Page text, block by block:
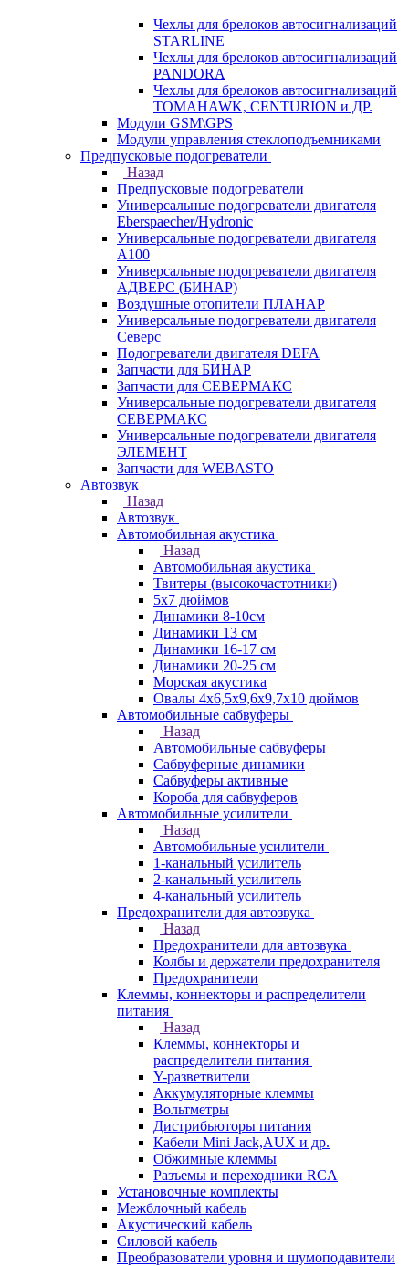
Чехлы для брелоков автосигнализаций
STARLINE
Чехлы для брелоков автосигнализаций
PANDORA
Чехлы для брелоков автосигнализаций
TOMAHAWK, CENTURION и ДР.
Модули GSM\GPS
Модули управления стеклоподъемниками
Предпусковые подогреватели
Назад
Предпусковые подогреватели
Универсальные подогреватели двигателя
Eberspaecher/Hydronic
Универсальные подогреватели двигателя
A100
Универсальные подогреватели двигателя
АДВЕРС (БИНАР)
Воздушные отопители ПЛАНАР
Универсальные подогреватели двигателя
Северс
Подогреватели двигателя DEFA
Запчасти для БИНАР
Запчасти для СЕВЕРМАКС
Универсальные подогреватели двигателя
СЕВЕРМАКС
Универсальные подогреватели двигателя
ЭЛЕМЕНТ
Запчасти для WEBASTO
Автозвук
Назад
Автозвук
Автомобильная акустика
Назад
Автомобильная акустика
Твитеры (высокочастотники)
5x7 дюймов
Динамики 8-10см
Динамики 13 см
Динамики 16-17 см
Динамики 20-25 см
Морская акустика
Овалы 4х6,5х9,6x9,7х10 дюймов
Автомобильные сабвуферы
Назад
Автомобильные сабвуферы
Сабвуферные динамики
Сабвуферы активные
Короба для сабвуферов
Автомобильные усилители
Назад
Автомобильные усилители
1-канальный усилитель
2-канальный усилитель
4-канальный усилитель
Предохранители для автозвука
Назад
Предохранители для автозвука
Колбы и держатели предохранителя
Предохранители
Клеммы, коннекторы и распределители
питания
Назад
Клеммы, коннекторы и
распределители питания
Y-разветвители
Аккумуляторные клеммы
Вольтметры
Дистрибьюторы питания
Кабели Mini Jack,AUX и др.
Обжимные клеммы
Разъемы и переходники RCA
Установочные комплекты
Межблочный кабель
Акустический кабель
Силовой кабель
Преобразователи уровня и шумоподавители